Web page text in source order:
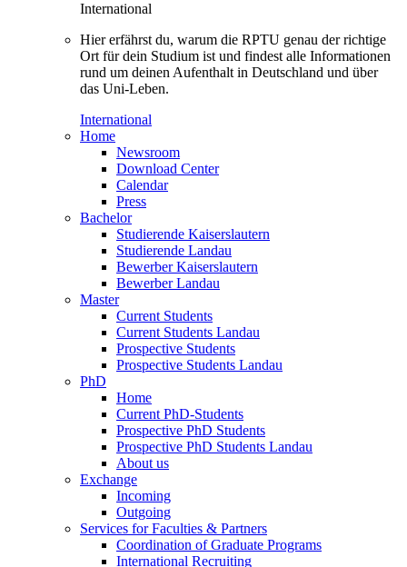
International
Hier erfährst du, warum die RPTU genau der richtige
Ort für dein Studium ist und findest alle Informationen
rund um deinen Aufenthalt in Deutschland und über
das Uni-Leben.
International
Home
Newsroom
Download Center
Calendar
Press
Bachelor
Studierende Kaiserslautern
Studierende Landau
Bewerber Kaiserslautern
Bewerber Landau
Master
Current Students
Current Students Landau
Prospective Students
Prospective Students Landau
PhD
Home
Current PhD-Students
Prospective PhD Students
Prospective PhD Students Landau
About us
Exchange
Incoming
Outgoing
Services for Faculties & Partners
Coordination of Graduate Programs
International Recruiting